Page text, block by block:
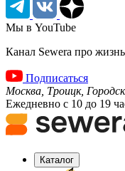
Мы в YouTube
Канал Sewera про
Подписаться
Москва, Троицк,
Ежедневно с 10 до 19
Каталог